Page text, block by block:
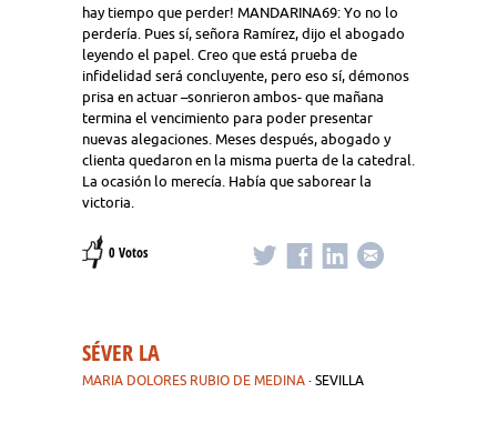
hay tiempo que perder! MANDARINA69: Yo no lo
perdería. Pues sí, señora Ramírez, dijo el abogado
leyendo el papel. Creo que está prueba de
infidelidad será concluyente, pero eso sí, démonos
prisa en actuar –sonrieron ambos- que mañana
termina el vencimiento para poder presentar
nuevas alegaciones. Meses después, abogado y
clienta quedaron en la misma puerta de la catedral.
La ocasión lo merecía. Había que saborear la
victoria.
0 Votos
SÉVER LA
MARIA DOLORES RUBIO DE MEDINA · SEVILLA